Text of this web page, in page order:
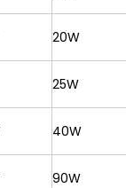
20W
25W
40W
90W